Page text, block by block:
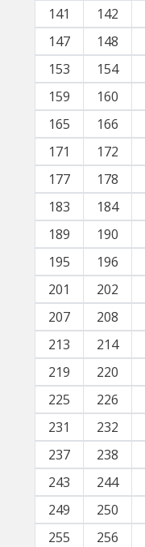
141
142
147
148
153
154
159
160
165
166
171
172
177
178
183
184
189
190
195
196
201
202
207
208
213
214
219
220
225
226
231
232
237
238
243
244
249
250
255
256